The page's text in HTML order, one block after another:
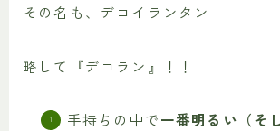
その名も、デコイランタン
略して『デコラン』！！
手持ちの中で一番明るい（そ